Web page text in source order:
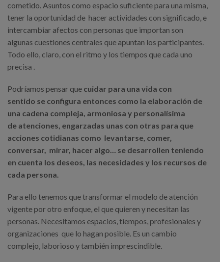
cometido. Asuntos como espacio suficiente para una misma,
tener la oportunidad de hacer actividades con significado, e
intercambiar afectos con personas que importan son
algunas cuestiones centrales que apuntan los participantes.
Todo ello, claro, con el ritmo y los tiempos que cada uno
precisa .
Podríamos pensar que cuidar para una vida con
sentido se configura entonces como la elaboración de
una cadena compleja, armoniosa y personalísima
de atenciones, engarzadas unas con otras para que
acciones cotidianas como levantarse, comer,
conversar, mirar, hacer algo… se desarrollen teniendo
en cuenta los deseos, las necesidades y los recursos de
cada persona.
Para ello tenemos que transformar el modelo de atención
vigente por otro enfoque, el que quieren y necesitan las
personas. Necesitamos espacios, tiempos, profesionales y
organizaciones que lo hagan posible. Es un cambio
complejo, laborioso y también imprescindible.